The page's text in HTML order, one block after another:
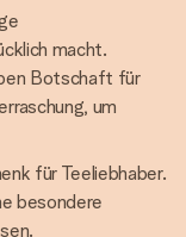
macht.
Botschaft für
um
für Teeliebhaber.
besondere